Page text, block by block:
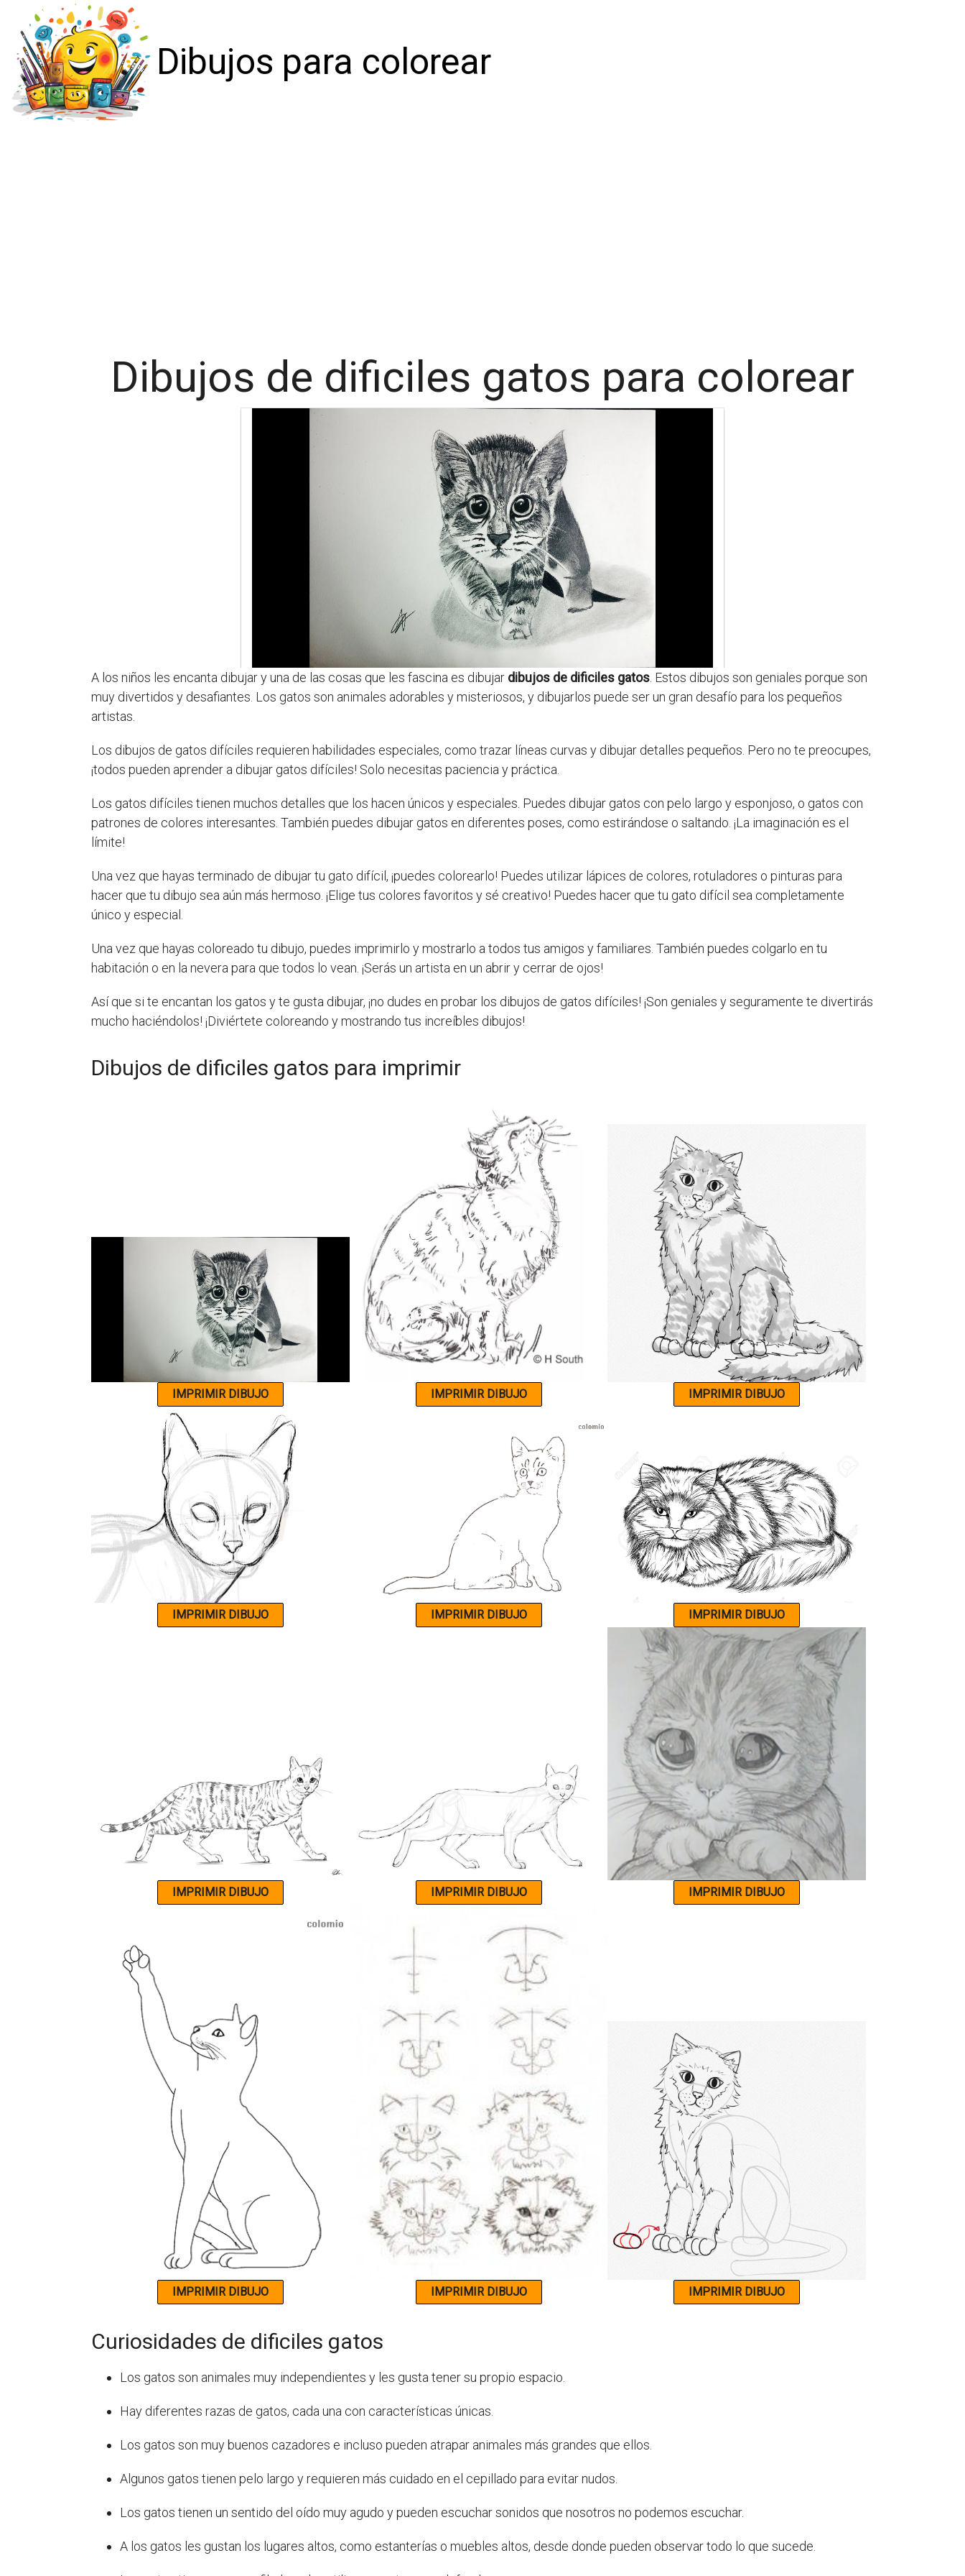
Dibujos para colorear
Dibujos de dificiles gatos para colorear
A los niños les encanta dibujar y una de las cosas que les fascina es dibujar dibujos de dificiles gatos . Estos dibujos son geniales porque son
muy divertidos y desafiantes. Los gatos son animales adorables y misteriosos, y dibujarlos puede ser un gran desafío para los pequeños
artistas.
Los dibujos de gatos difíciles requieren habilidades especiales, como trazar líneas curvas y dibujar detalles pequeños. Pero no te preocupes,
¡todos pueden aprender a dibujar gatos difíciles! Solo necesitas paciencia y práctica.
Los gatos difíciles tienen muchos detalles que los hacen únicos y especiales. Puedes dibujar gatos con pelo largo y esponjoso, o gatos con
patrones de colores interesantes. También puedes dibujar gatos en diferentes poses, como estirándose o saltando. ¡La imaginación es el
límite!
Una vez que hayas terminado de dibujar tu gato difícil, ¡puedes colorearlo! Puedes utilizar lápices de colores, rotuladores o pinturas para
hacer que tu dibujo sea aún más hermoso. ¡Elige tus colores favoritos y sé creativo! Puedes hacer que tu gato difícil sea completamente
único y especial.
Una vez que hayas coloreado tu dibujo, puedes imprimirlo y mostrarlo a todos tus amigos y familiares. También puedes colgarlo en tu
habitación o en la nevera para que todos lo vean. ¡Serás un artista en un abrir y cerrar de ojos!
Así que si te encantan los gatos y te gusta dibujar, ¡no dudes en probar los dibujos de gatos difíciles! ¡Son geniales y seguramente te divertirás
mucho haciéndolos! ¡Diviértete coloreando y mostrando tus increíbles dibujos!
Dibujos de dificiles gatos para imprimir
Curiosidades de dificiles gatos
Los gatos son animales muy independientes y les gusta tener su propio espacio.
Hay diferentes razas de gatos, cada una con características únicas.
Los gatos son muy buenos cazadores e incluso pueden atrapar animales más grandes que ellos.
Algunos gatos tienen pelo largo y requieren más cuidado en el cepillado para evitar nudos.
Los gatos tienen un sentido del oído muy agudo y pueden escuchar sonidos que nosotros no podemos escuchar.
A los gatos les gustan los lugares altos, como estanterías o muebles altos, desde donde pueden observar todo lo que sucede.